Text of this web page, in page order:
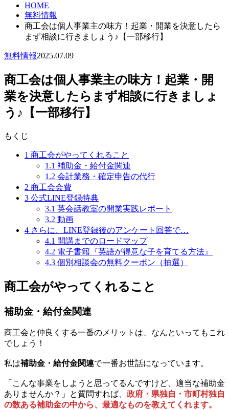
HOME
無料情報
商工会は個人事業主の味方！起業・開業を決意したら
まず相談に行きましょう♪【一部移行】
無料情報2025.07.09
商工会は個人事業主の味方！起業・開
業を決意したらまず相談に行きましょ
う♪【一部移行】
もくじ
1 商工会がやってくれること
1.1 補助金・給付金関連
1.2 会計業務・確定申告の代行
2 商工会会費
3 公式LINE登録特典
3.1 英会話教室の開業実践レポート
3.2 動画
4 さらに、LINE登録後のアンケート回答で…
4.1 開講までのロードマップ
4.2 電子書籍『英語が得意な子を育てる方法』
4.3 個別相談会の無料クーポン（抽選）
商工会がやってくれること
補助金・給付金関連
商工会と仲良くする一番のメリットは、なんといってもこれ
でしょう！
私は補助金・給付金関連で一番お世話になっています。
「こんな事業をしようと思ってるんですけど、適当な補助金
ありませんか？」と質問すれば、 政府・県独自・市町村独自
の数ある補助金の中から、最適なものを教えてくれます。